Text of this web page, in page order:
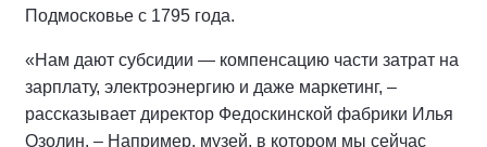
Подмосковье с 1795 года.
«Нам дают субсидии — компенсацию части затрат на
зарплату, электроэнергию и даже маркетинг, –
рассказывает директор Федоскинской фабрики Илья
Озолин. – Например, музей, в котором мы сейчас